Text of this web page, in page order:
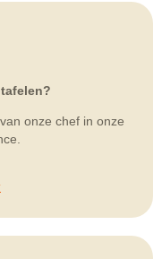
onze chef in onze